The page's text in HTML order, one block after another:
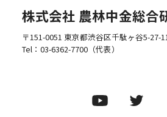
株式会社 農林中金総合
〒151-0051 東京都渋谷区千駄ヶ谷5-27-
Tel： 03-6362-7700（代表）